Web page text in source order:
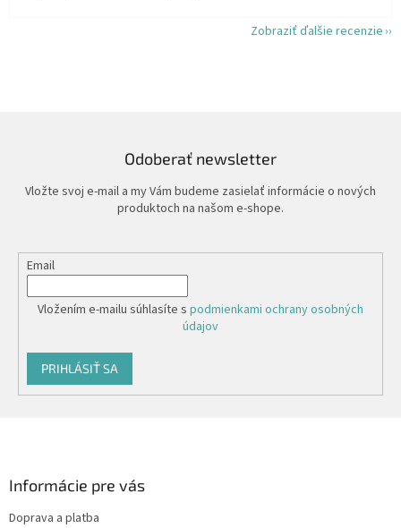
Zobraziť ďalšie recenzie
Odoberať newsletter
Vložte svoj e-mail a my Vám budeme zasielať informácie o nových
produktoch na našom e-shope.
Email
Vložením e-mailu súhlasíte s podmienkami ochrany osobných
údajov
PRIHLÁSIŤ SA
Informácie pre vás
Doprava a platba